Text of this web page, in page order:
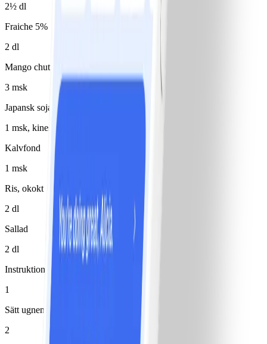
2½ dl
Fraiche 5%
2 dl
Mango chutney
3 msk
Japansk soja
1 msk, kinesisk
Kalvfond
1 msk
Ris, okokt
2 dl
Sallad
2 dl
Instruktioner
1
Sätt ugnen på 200°.
2